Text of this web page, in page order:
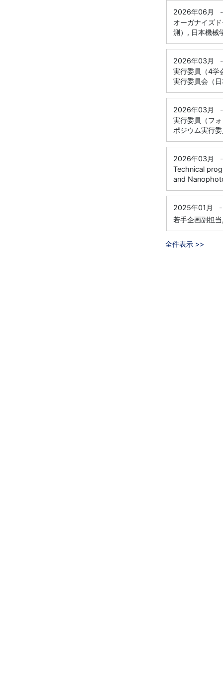
2026年06月
-
オーガナイズ
測）, 日本機械
2026年03月
-
実行委員（4学
実行委員会（
2026年03月
-
実行委員（フ
ポジウム実行
2026年03月
-
Technical
and
2025年01月
-
若手企画副担
全件表示 >>